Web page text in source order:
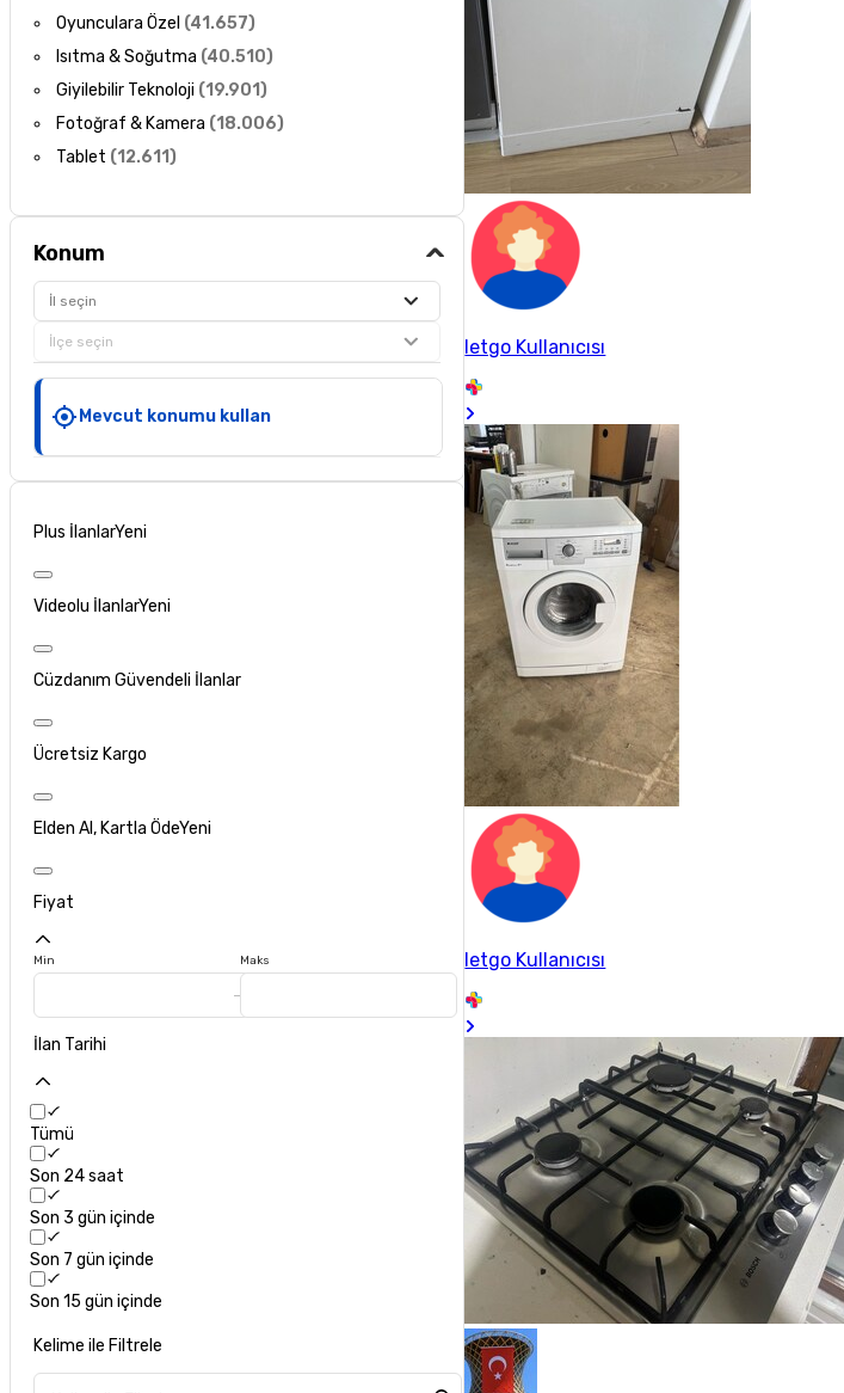
Oyunculara Özel (41.657)
Isıtma & Soğutma (40.510)
Giyilebilir Teknoloji (19.901)
Fotoğraf & Kamera (18.006)
Tablet (12.611)
Konum
İl seçin
İlçe seçin
Mevcut konumu kullan
Plus İlanlarYeni
Videolu İlanlarYeni
Cüzdanım Güvendeli İlanlar
Ücretsiz Kargo
Elden Al, Kartla ÖdeYeni
Fiyat
Min Maks
İlan Tarihi
Tümü
Son 24 saat
Son 3 gün içinde
Son 7 gün içinde
Son 15 gün içinde
Kelime ile Filtrele
letgo Kullanıcısı
letgo Kullanıcısı